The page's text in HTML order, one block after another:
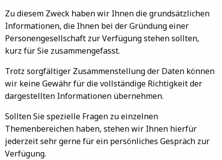
Zu diesem Zweck haben wir Ihnen die grundsätzlichen
Informationen, die Ihnen bei der Gründung einer
Personengesellschaft zur Verfügung stehen sollten,
kurz für Sie zusammengefasst.
Trotz sorgfältiger Zusammenstellung der Daten können
wir keine Gewähr für die vollständige Richtigkeit der
dargestellten Informationen übernehmen.
Sollten Sie spezielle Fragen zu einzelnen
Themenbereichen haben, stehen wir Ihnen hierfür
jederzeit sehr gerne für ein persönliches Gespräch zur
Verfügung.